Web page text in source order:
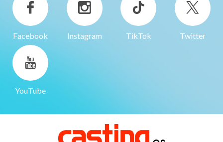
Facebook Instagram TikTok Twitter
YouTube